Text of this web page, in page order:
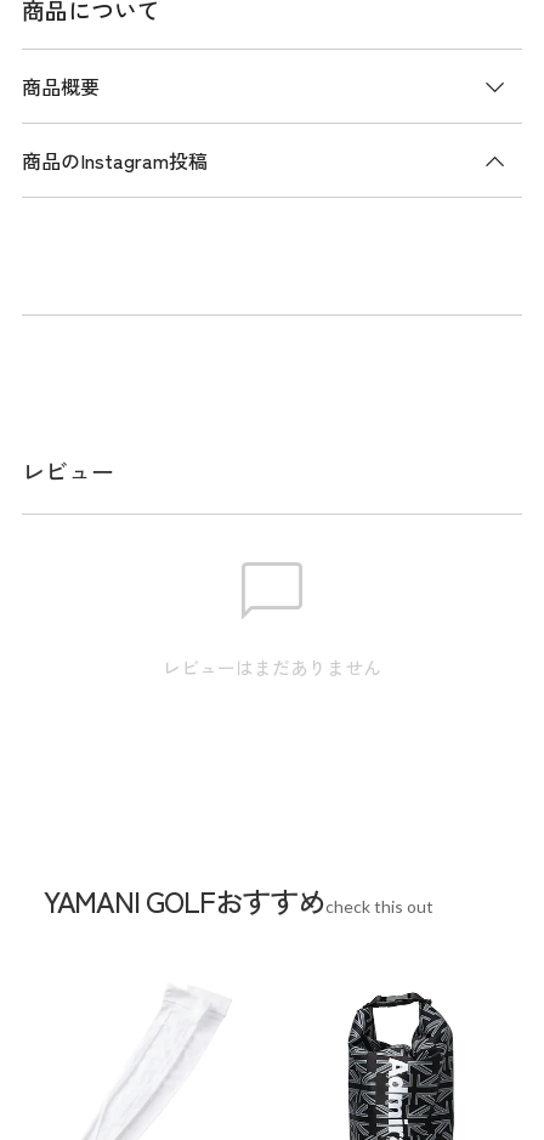
商品について
商品概要
商品説明
ザインポイント。フロントに大きなファスナーポケットを備
メーカー品番：THMG5FT2
は実寸となります。またアパレル商品タグの
商品のInstagram投稿
レビュー
レビューはまだありません
YAMANI GOLFおすすめcheck this out